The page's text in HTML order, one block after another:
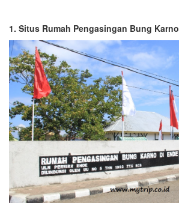
1. Situs Rumah Pengasingan Bung Karno